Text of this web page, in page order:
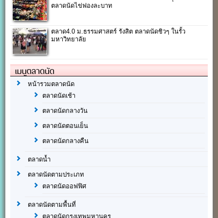
ตลาดนัดไข่ฟองละบาท
ตลาด4.0 ม.ธรรมศาสตร์ รังสิต ตลาดนัดชิวๆ ในรั้ว
มหาวิทยาลัย
เมนูตลาดนัด
หน้ารวมตลาดนัด
ตลาดนัดเช้า
ตลาดนัดกลางวัน
ตลาดนัดตอนเย็น
ตลาดนัดกลางคืน
ตลาดน้ำ
ตลาดนัดตามประเภท
ตลาดนัดออฟฟิศ
ตลาดนัดตามพื้นที่
ตลาดนัดกรุงเทพมหานคร